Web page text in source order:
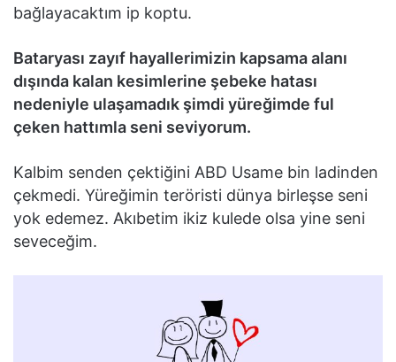
bağlayacaktım ip koptu.
Bataryası zayıf hayallerimizin kapsama alanı
dışında kalan kesimlerine şebeke hatası
nedeniyle ulaşamadık şimdi yüreğimde ful
çeken hattımla seni seviyorum.
Kalbim senden çektiğini ABD Usame bin ladinden
çekmedi. Yüreğimin teröristi dünya birleşse seni
yok edemez. Akıbetim ikiz kulede olsa yine seni
seveceğim.